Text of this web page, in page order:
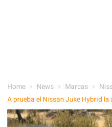
Home News Marcas
A prueba el Nissan Juke Hybrid